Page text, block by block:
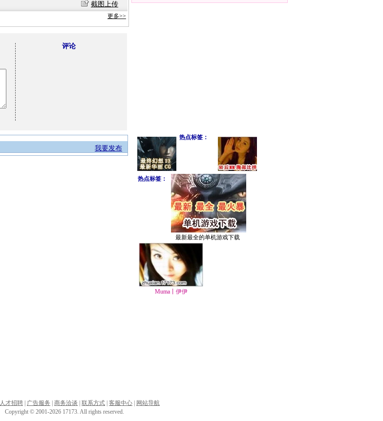
截图上传
更多>>
评论
我要发布
热点标签：
热点标签：
最新最全的单机游戏下载
Muma丨伊伊
人才招聘 广告服务 商务洽谈 联系方式 客服中心
网站导航
Copyright © 2001-2026 17173. All rights reserved.